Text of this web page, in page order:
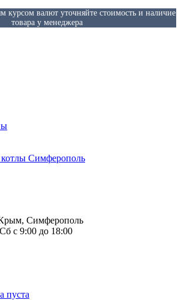
курсом валют уточняйте стоимость и наличие
товара у менеджера
котлы Симферополь
Симферополь
с 9:00 до 18:00
пуста